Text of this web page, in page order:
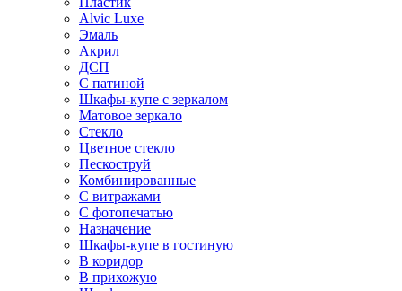
Alvic Luxe
Эмаль
Акрил
ДСП
С патиной
Шкафы-купе с зеркалом
Матовое зеркало
Стекло
Цветное стекло
Пескоструй
Комбинированные
С витражами
С фотопечатью
Назначение
Шкафы-купе в гостиную
В коридор
В прихожую